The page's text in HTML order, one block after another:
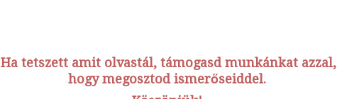
Ha tetszett amit olvastál, támogasd munkánkat azzal,
hogy megosztod ismerőseiddel.